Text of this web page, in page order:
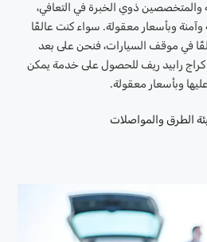
والمتخصصين ذوي الخبرة في التعافي،
وبأسعار معقولة. سواء كنت عالقًا
في موقف السيارات، فنحن على بعد
رابيد ريف للحصول على خدمة يمكن
وبأسعار معقولة.
الطرق والمواصلات